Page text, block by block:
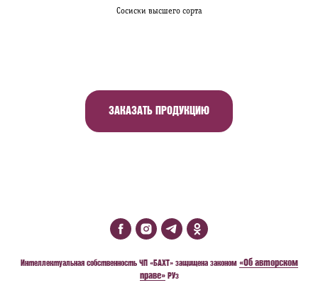
Сосиски высшего сорта
ЗАКАЗАТЬ ПРОДУКЦИЮ
Интеллектуальная собственность ЧП «БАХТ» защищена законом «Об авторском
праве»РУз